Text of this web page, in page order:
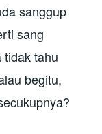
sanggup
sang
tidak tahu
begitu,